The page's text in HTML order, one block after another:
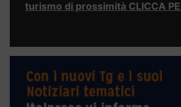
turismo di prossimità CLICCA